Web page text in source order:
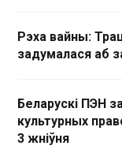
Рэха вайны:
задумалася аб
Беларускі ПЭН
культурных
3 жніўня